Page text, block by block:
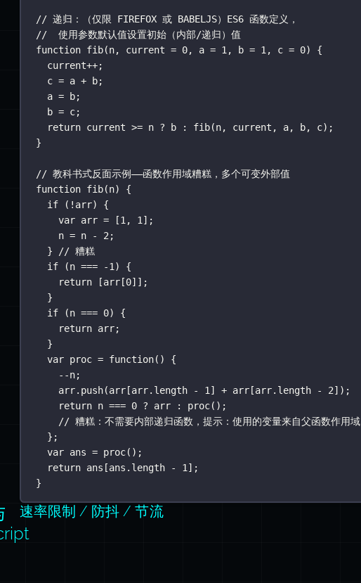
// 递归：（仅限 FIREFOX 或 BABELJS）ES6 函数定义，
//  使用参数默认值设置初始（内部/递归）值
function fib(n, current = 0, a = 1 , b = 1 , c = 0) {
current++;
c = a + b;
a = b;
b = c;
return current >= n ? b : fib(n, current, a, b, c);
}
// 教科书式反面示例——函数作用域糟糕，多个可变外部值
function fib(n) {
if ( ! arr) {
var arr = [1 , 1 ];
n = n - 2 ;
}
// 糟糕
if (n === -1 ) {
return [arr[0]];
}
if (n === 0) {
return arr;
}
var proc = function() {
--n;
arr. push(arr[arr.length - 1 ] + arr[arr.length - 2]);
return n === 0 ? arr : proc();
// 糟糕：不需要内部递归函数，提示：使用的变量来自父函数作用域
};
var ans = proc();
return ans[ans.length - 1 ];
}
速率限制 / 防抖 / 节流